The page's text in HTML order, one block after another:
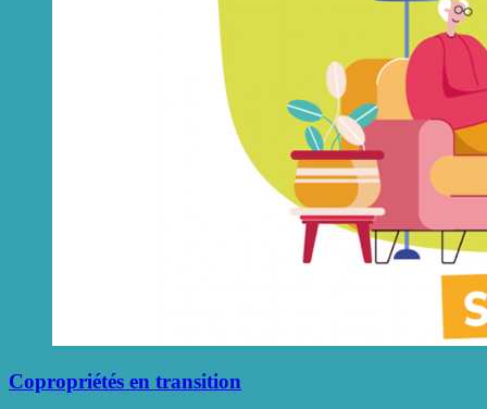
Copropriétés en transition